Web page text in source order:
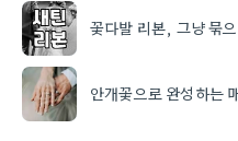
꽃다발 리본, 그냥 묶
안개꽃으로 완성하는